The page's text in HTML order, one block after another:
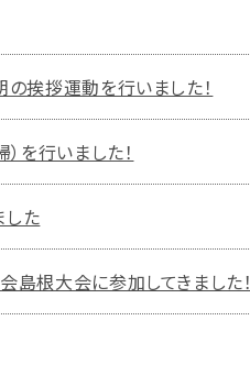
挨拶運動を行いました！
を行いました！
した
根大会に参加してきました！